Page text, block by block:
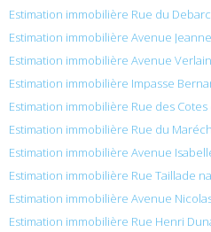
Estimation immobilière Rue du
Estimation immobilière Avenue
Estimation immobilière Avenue
Estimation immobilière Impasse
Estimation immobilière Rue des Cotes
Estimation immobilière Rue du
Estimation immobilière Avenue
Estimation immobilière Rue Taillade
Estimation immobilière Avenue
Estimation immobilière Rue Henri